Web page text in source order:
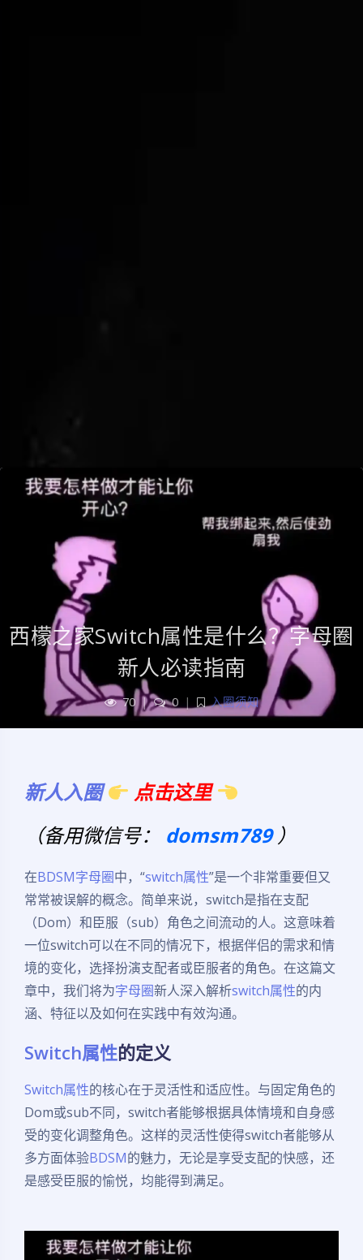
西檬之家Switch属性是什么？字母圈
新人必读指南
70 | 0 | 入圈须知
新人入圈
点击这里
（备用微信号： domsm789）
在BDSM字母圈中，“switch属性”是一个非常重要但又
常常被误解的概念。简单来说，switch是指在支配
（Dom）和臣服（sub）角色之间流动的人。这意味着
一位switch可以在不同的情况下，根据伴侣的需求和情
境的变化，选择扮演支配者或臣服者的角色。在这篇文
章中，我们将为字母圈新人深入解析switch属性的内
涵、特征以及如何在实践中有效沟通。
Switch属性的定义
Switch属性的核心在于灵活性和适应性。与固定角色的
Dom或sub不同，switch者能够根据具体情境和自身感
受的变化调整角色。这样的灵活性使得switch者能够从
多方面体验BDSM的魅力，无论是享受支配的快感，还
是感受臣服的愉悦，均能得到满足。